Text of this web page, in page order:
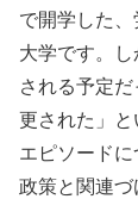
で開学した
大学です。
される予定
更された」
エピソード
政策と関連づ